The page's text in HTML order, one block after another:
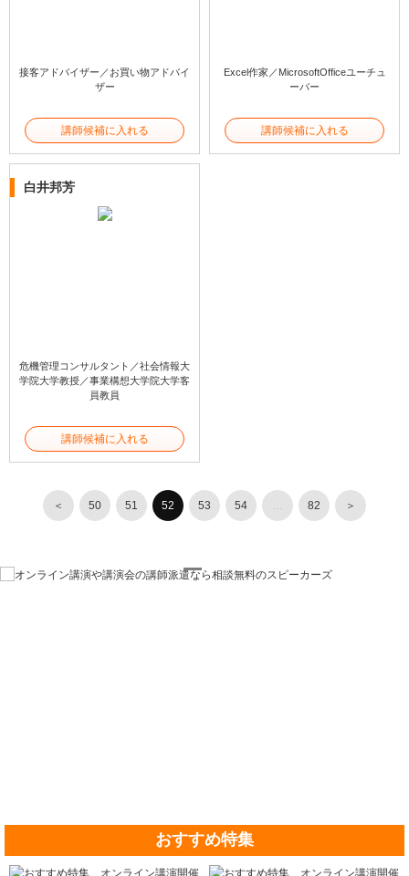
接客アドバイザー／お買い物アドバイ
ザー
講師候補に入れる
Excel作家／MicrosoftOfficeユーチュ
ーバー
講師候補に入れる
白井邦芳
危機管理コンサルタント／社会情報大
学院大学教授／事業構想大学院大学客
員教員
講師候補に入れる
＜ 50 51 52 53 54 82 ＞
おすすめ特集